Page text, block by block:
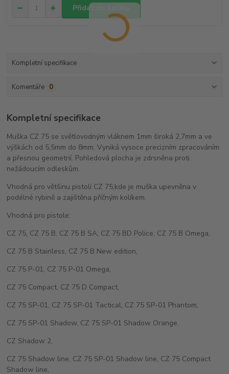
Přidat do košíku
Kompletní specifikace
Komentáře 0
Kompletní specifikace
Muška CZ 75 se světlovodným vláknem 1mm široká 2,7mm a ve
výškách od 5,5mm do 8mm. Vyniká vysoce precizním zpracováním
a přesnou geometrií. Pohledová plocha je zdrsněna proti
nežádoucím odleskům.
Vhodná pro většinu pistolí CZ 75,kde je muška upevněna v
podélné rybině a zajištěna příčným kolíkem.
Vhodná pro pistole:
CZ 75, CZ 75 B, CZ 75 B SA, CZ 75 BD Police, CZ 75 B Omega,
CZ 75 B Stainless, CZ 75 B New edition,
CZ 75 P-01, CZ 75 P-01 Omega,
CZ 75 Compact, CZ 75 D Compact,
CZ 75 SP-01, CZ 75 SP-01 Tactical, CZ 75 SP-01 Phantom,
CZ 75 SP-01 Shadow, CZ 75 SP-01 Shadow Orange,
CZ Shadow 2,
CZ 75 Shadow line, CZ 75 SP-01 Shadow line, CZ 75 Compact
Shadow line,